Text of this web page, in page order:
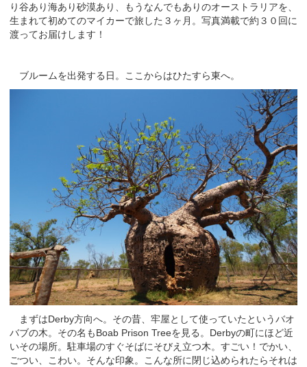
り谷あり海あり砂漠あり、もうなんでもありのオーストラリアを、
生まれて初めてのマイカーで旅した３ヶ月。写真満載で約３０回に
渡ってお届けします！
ブルームを出発する日。ここからはひたすら東へ。
まずはDerby方向へ。その昔、牢屋として使っていたというバオ
バブの木。その名もBoab Prison Treeを見る。Derbyの町にほど近
いその場所。駐車場のすぐそばにそびえ立つ木。すごい！でかい、
ごつい、こわい。そんな印象。こんな所に閉じ込められたらそれは